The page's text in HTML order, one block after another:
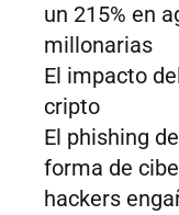
un 215% en
millonarias
El impacto
cripto
El phishing
forma de
hackers